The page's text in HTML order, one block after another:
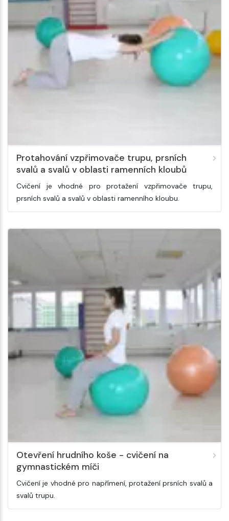
Protahování vzpřimovače trupu, prsních
svalů a svalů v oblasti ramenních kloubů
Cvičení je vhodné pro protažení vzpřimovače trupu,
prsních svalů a svalů v oblasti ramenního kloubu.
Otevření hrudního koše - cvičení na
gymnastickém míči
Cvičení je vhodné pro napřímení, protažení prsních svalů a
svalů trupu.